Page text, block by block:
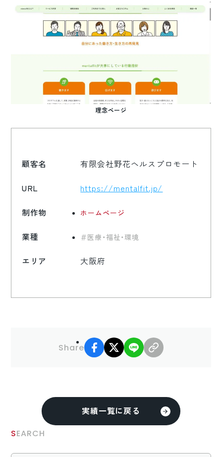
理念ページ
顧客名 有限会社野花ヘルスプロモート
URL https://mentalfit.jp/
制作物 ホームページ
業種 医療・福祉・環境
エリア 大阪府
Share
facebook
X LINE
実績一覧に戻る
SEARCH